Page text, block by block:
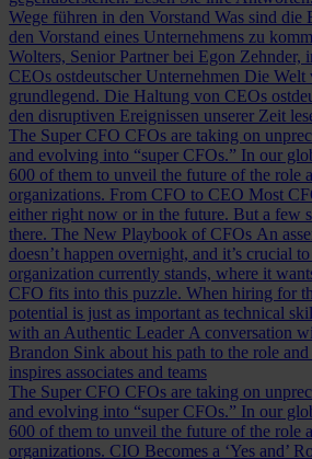
Wege führen in den Vorstand Was sind die
den Vorstand eines Unternehmens zu
Wolters, Senior Partner bei Egon Zehnder,
CEOs ostdeutscher Unternehmen Die Welt
grundlegend. Die Haltung von CEOs
den disruptiven Ereignissen unserer Zeit
The Super CFO CFOs are taking on
and evolving into “super CFOs.” In our
600 of them to unveil the future of the role
organizations. From CFO to CEO Most
either right now or in the future. But a few
there. The New Playbook of CFOs An
doesn’t happen overnight, and it’s crucial
organization currently stands, where it
CFO fits into this puzzle. When hiring for
potential is just as important as technical
with an Authentic Leader A conversation
Brandon Sink about his path to the role
inspires associates and teams
The Super CFO CFOs are taking on
and evolving into “super CFOs.” In our
600 of them to unveil the future of the role
organizations. CIO Becomes a ‘Yes and’